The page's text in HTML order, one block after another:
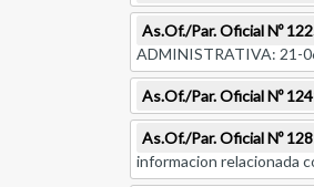
As.Of./Par. Oficial Nº
ADMINISTRATIVA: 21-
As.Of./Par. Oficial Nº
As.Of./Par. Oficial Nº
informacion relacionada